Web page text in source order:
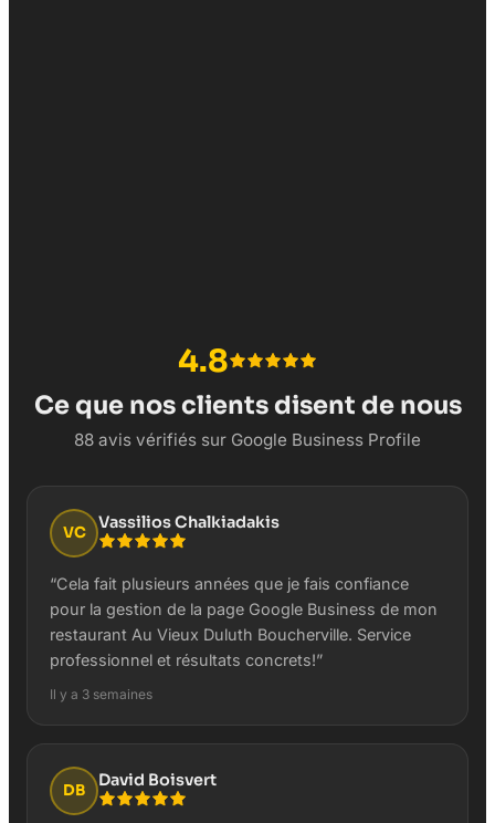
4.8
Ce que nos clients disent de nous
88 avis vérifiés sur Google Business Profile
VC
Vassilios Chalkiadakis
“Cela fait plusieurs années que je fais confiance
pour la gestion de la page Google Business de mon
restaurant Au Vieux Duluth Boucherville. Service
professionnel et résultats concrets!”
Il y a 3 semaines
DB
David Boisvert